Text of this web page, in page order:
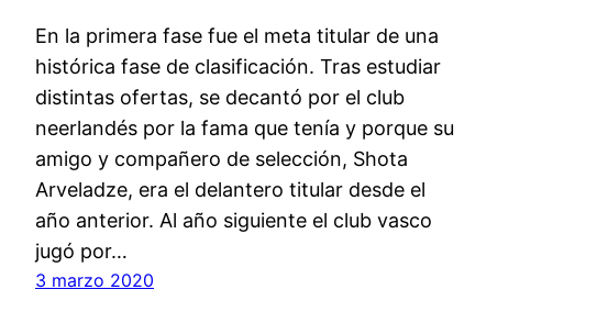
En la primera fase fue el meta titular de una
histórica fase de clasificación. Tras estudiar
distintas ofertas, se decantó por el club
neerlandés por la fama que tenía y porque su
amigo y compañero de selección, Shota
Arveladze, era el delantero titular desde el
año anterior. Al año siguiente el club vasco
jugó por…
3 marzo 2020